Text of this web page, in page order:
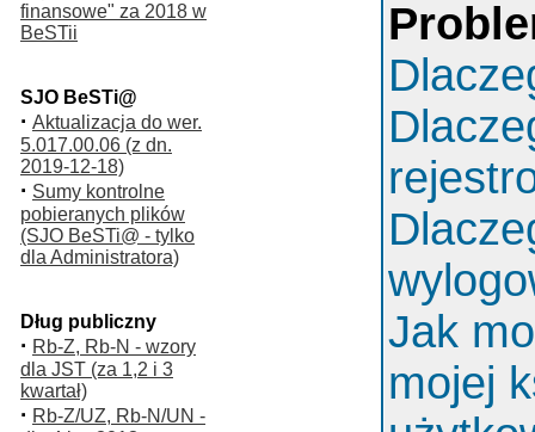
finansowe" za 2018 w
BeSTii
SJO BeSTi@
· Aktualizacja do wer.
5.017.00.06 (z dn.
2019-12-18)
· Sumy kontrolne
pobieranych plików
(SJO BeSTi@ - tylko
dla Administratora)
Dług publiczny
· Rb-Z, Rb-N - wzory
dla JST (za 1,2 i 3
kwartał)
· Rb-Z/UZ, Rb-N/UN -
Jak
mojej